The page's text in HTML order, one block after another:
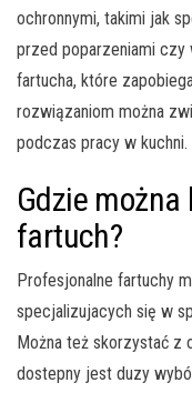
ochronnymi, takimi jak
przed poparzeniami czy
fartucha, które
rozwiązaniom można
podczas pracy w kuchni.
Gdzie
fartuch?
Profesjonalne fartuchy
specjalizujacych się w
Można też skorzystać z
dostepny jest duzy